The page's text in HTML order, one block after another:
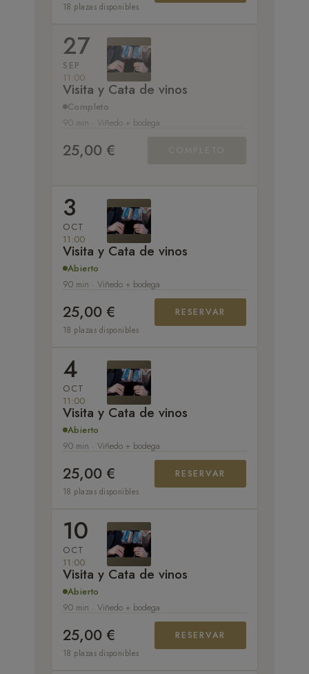
18 plazas disponibles
27
SEP
11:00
Visita y Cata de vinos
Completo
90 min · Viñedo + bodega
25,00 €
3
OCT
11:00
Visita y Cata de vinos
Abierto
90 min · Viñedo + bodega
25,00 € RESERVAR
18 plazas disponibles
4
OCT
11:00
Visita y Cata de vinos
Abierto
90 min · Viñedo + bodega
25,00 € RESERVAR
18 plazas disponibles
10
OCT
11:00
Visita y Cata de vinos
Abierto
90 min · Viñedo + bodega
25,00 € RESERVAR
18 plazas disponibles